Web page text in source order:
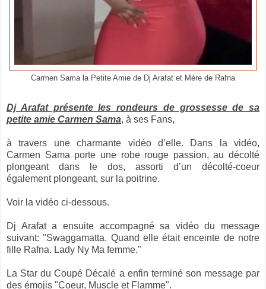
Carmen Sama la Petite Amie de Dj Arafat et Mère de Rafna
Dj Arafat présente les rondeurs de grossesse de sa
petite amie Carmen Sama, à ses Fans,
à travers une charmante vidéo d’elle. Dans la vidéo,
Carmen Sama porte une robe rouge passion, au décolté
plongeant dans le dos, assorti d’un décolté-coeur
également plongeant, sur la poitrine.
Voir la vidéo ci-dessous.
Dj Arafat a ensuite accompagné sa vidéo du message
suivant: "Swaggamatta. Quand elle était enceinte de notre
fille Rafna. Lady Ny Ma femme."
La Star du Coupé Décalé a enfin terminé son message par
des émojis "Coeur, Muscle et Flamme".